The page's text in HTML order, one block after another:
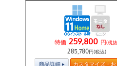
特価 259,800 円(税
285,780円(税込)
商品詳細 カスタマイズ・